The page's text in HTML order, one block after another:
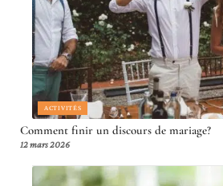
ACTIVITÉS
Comment finir un discours de mariage?
12 mars 2026